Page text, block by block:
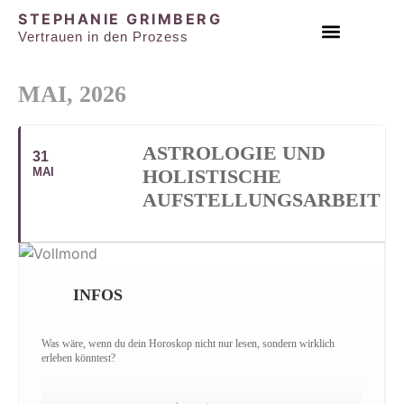
STEPHANIE GRIMBERG
Vertrauen in den Prozess
MAI, 2026
31
MAI
ASTROLOGIE UND
HOLISTISCHE
AUFSTELLUNGSARBEIT
INFOS
Was wäre, wenn du dein Horoskop nicht nur lesen, sondern wirklich
erleben könntest?